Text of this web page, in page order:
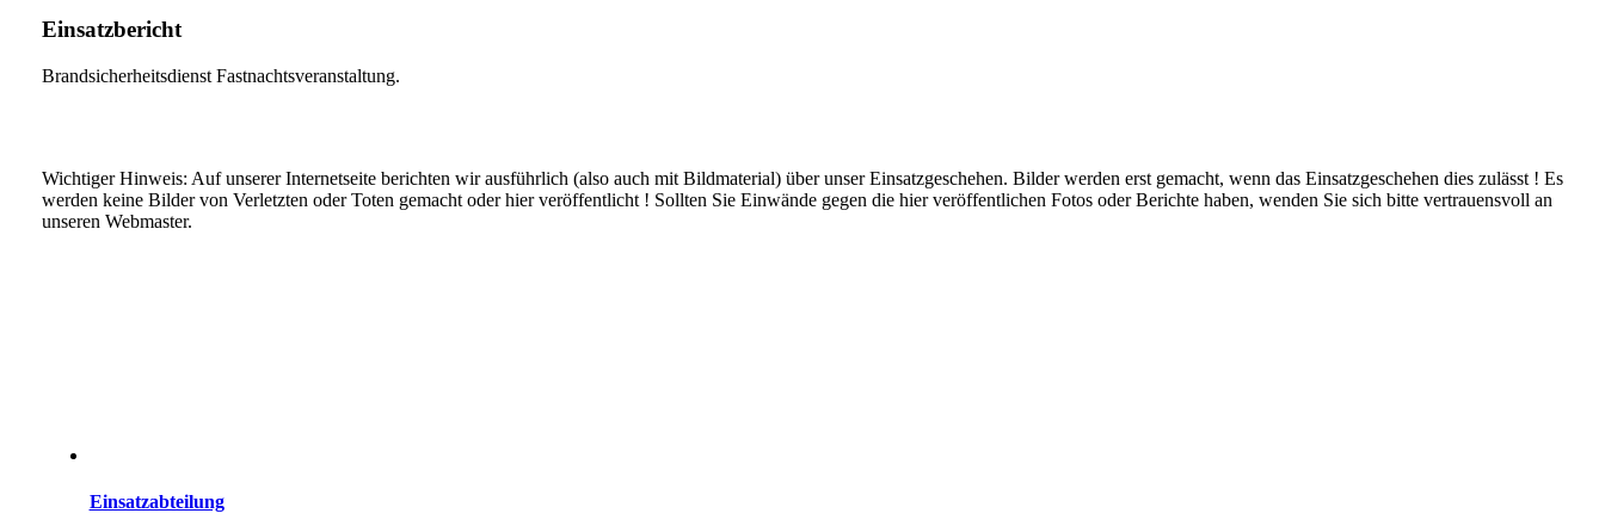
Einsatzbericht
Brandsicherheitsdienst Fastnachtsveranstaltung.
Wichtiger Hinweis: Auf unserer Internetseite berichten wir ausführlich (also auch mit Bildmaterial) über unser Einsatzgeschehen. Bilder werden erst gemacht, wenn das Einsatzgeschehen dies zulässt ! Es
werden keine Bilder von Verletzten oder Toten gemacht oder hier veröffentlicht ! Sollten Sie Einwände gegen die hier veröffentlichen Fotos oder Berichte haben, wenden Sie sich bitte vertrauensvoll an
unseren Webmaster.
Einsatzabteilung